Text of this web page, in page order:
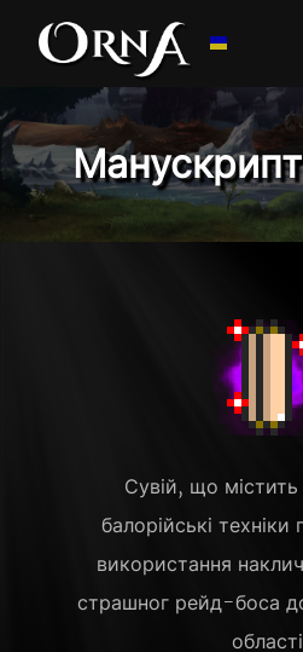
Сувій, що містить
балорійські
використання
страшног рейд-боса